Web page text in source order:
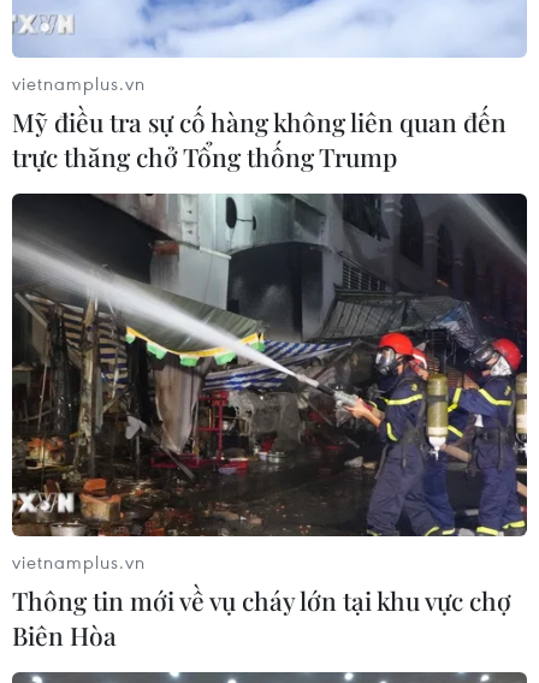
Katy Perry để giành giải Grammy cho phần trình diễn
Pop xuất sắc nhất.
vietnamplus.vn
Mỹ điều tra sự cố hàng không liên quan đến
trực thăng chở Tổng thống Trump
vietnamplus.vn
Thông tin mới về vụ cháy lớn tại khu vực chợ
Biên Hòa